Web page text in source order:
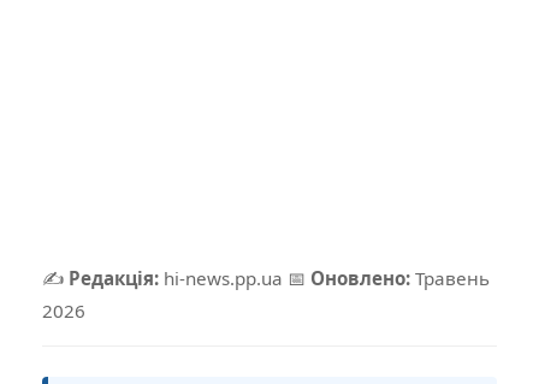
✍️ Редакція: hi-news.pp.ua 📅 Оновлено: Травень
2026